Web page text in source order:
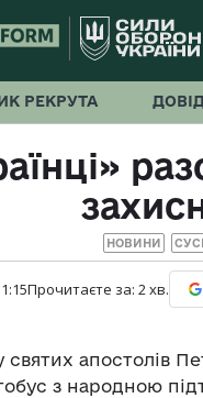
РЕКРУТА
НОВИНИ
Прочитаєте за: 2хв.
святих апостолів
з народною